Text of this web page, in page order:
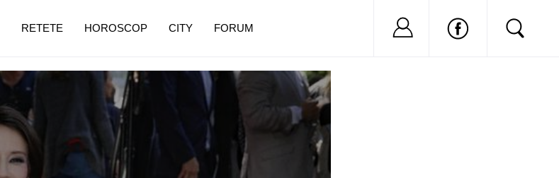
RETETE HOROSCOP CITY FORUM Nu ai cont?
de dureroasă este investigația